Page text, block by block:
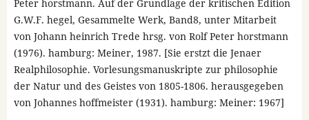
Peter horstmann. Auf der Grundlage der kritischen Edition
G.W.F. hegel, Gesammelte Werk, Band8, unter Mitarbeit
von Johann heinrich Trede hrsg. von Rolf Peter horstmann
(1976). hamburg: Meiner, 1987. [Sie erstzt die Jenaer
Realphilosophie. Vorlesungsmanuskripte zur philosophie
der Natur und des Geistes von 1805-1806. herausgegeben
von Johannes hoffmeister (1931). hamburg: Meiner: 1967]